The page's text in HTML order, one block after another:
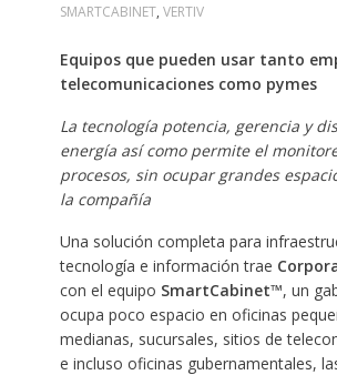
SMARTCABINET, VERTIV
Equipos que pueden usar tanto
telecomunicaciones como pymes
La tecnología potencia, gerencia y
energía así como permite el
procesos, sin ocupar grandes
la compañía
Una solución completa para
tecnología e información trae
con el equipo SmartCabinet™, un
ocupa poco espacio en oficinas
medianas, sucursales, sitios de
e incluso oficinas gubernamentales,